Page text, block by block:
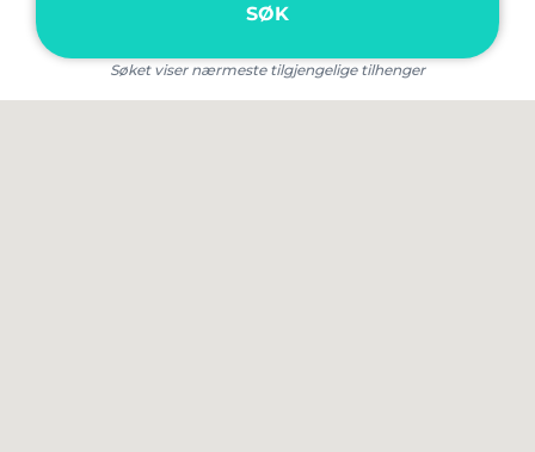
SØK
Søket viser nærmeste tilgjengelige tilhenger